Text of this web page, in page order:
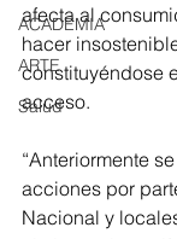
ACADEMIA
ARTE
Salud
afecta al
hacer
constituyéndose
acceso.
“Anteriormente
acciones por
Nacional y